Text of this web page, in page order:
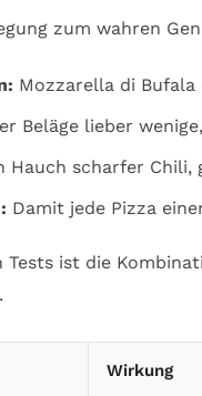
zum wahren
Mozzarella di
Beläge lieber
Hauch scharfer
Damit jede Pizza
ist die
Wirkung